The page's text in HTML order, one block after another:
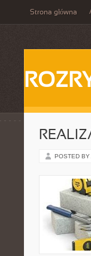
Strona główna
POSTED BY